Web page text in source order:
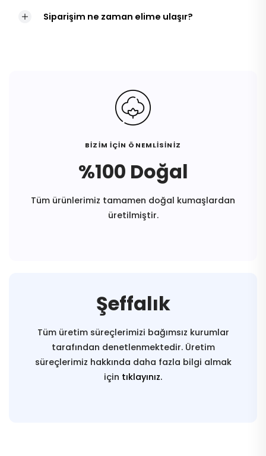
Siparişim ne zaman elime ulaşır?
BİZİM İÇİN ÖNEMLİSİNİZ
%100 Doğal
Tüm ürünlerimiz tamamen doğal kumaşlardan
üretilmiştir.
Şeffalık
Tüm üretim süreçlerimizi bağımsız kurumlar
tarafından denetlenmektedir. Üretim
süreçlerimiz hakkında daha fazla bilgi almak
için tıklayınız.